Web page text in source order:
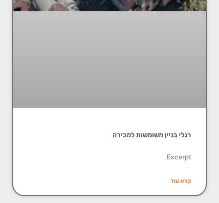
רגלי בניין משומשות למכירה
Excerpt
קרא עוד